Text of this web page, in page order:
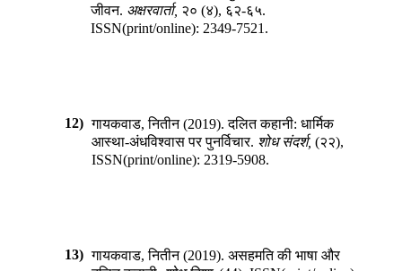
जीवन. अक्षरवार्ता, २० (४), ६२-६५.
ISSN(print/online): 2349-7521 .
12) गायकवाड, नितीन(2019).दलित कहानी: धार्मिक
आस्था-अंधविश्वास पर पुनर्विचार. शोध संदर्श, (२२),
ISSN(print/online): 2319-5908.
13) गायकवाड, नितीन(2019). असहमति की भाषा और